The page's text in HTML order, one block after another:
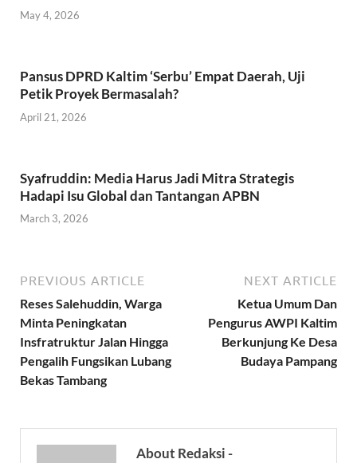
May 4, 2026
Pansus DPRD Kaltim ‘Serbu’ Empat Daerah, Uji
Petik Proyek Bermasalah?
April 21, 2026
Syafruddin: Media Harus Jadi Mitra Strategis
Hadapi Isu Global dan Tantangan APBN
March 3, 2026
PREVIOUS ARTICLE
Reses Salehuddin, Warga
Minta Peningkatan
Insfratruktur Jalan Hingga
Pengalih Fungsikan Lubang
Bekas Tambang
NEXT ARTICLE
Ketua Umum Dan
Pengurus AWPI Kaltim
Berkunjung Ke Desa
Budaya Pampang
About Redaksi -